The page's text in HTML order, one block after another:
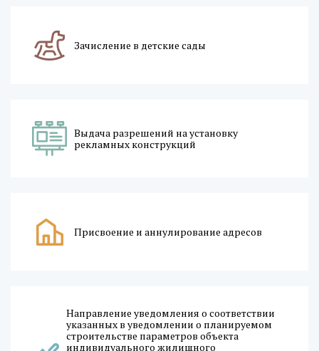
Зачисление в детские сады
Выдача разрешений на установку
рекламных конструкций
Присвоение и аннулирование адресов
Направление уведомления о соответствии
указанных в уведомлении о планируемом
строительстве параметров объекта
индивидуального жилищного